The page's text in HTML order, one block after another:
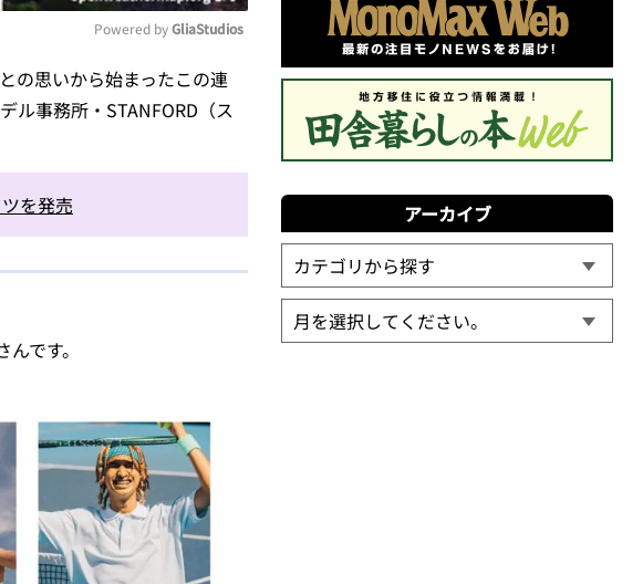
Mute
Powered by GliaStudios
の思いから始まったこの連
ル事務所・STANFORD（ス
を発売
んです。
アーカイブ